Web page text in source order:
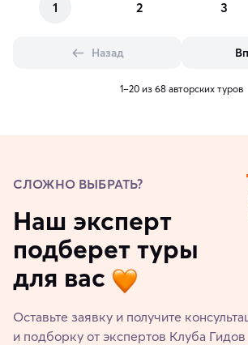
1 2 3
Назад
1–20 из 68 авторских туров
СЛОЖНО ВЫБРАТЬ?
Наш эксперт
подберет туры
для вас
Оставьте заявку и получите
и подборку от экспертов Клуба Гидов